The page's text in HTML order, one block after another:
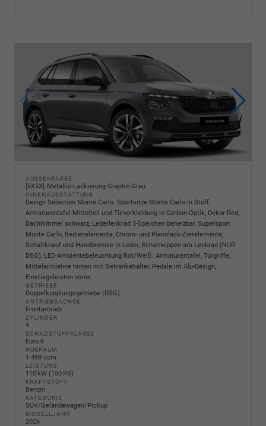
AUSSENFARBE
5X5X Metallic-Lackierung Graphit-Grau
INNENAUSSTATTUNG
Design Selection Monte Carlo: Sportsitze Monte Carlo in Stoff,
Armaturentafel-Mittelteil und Türverkleidung in Carbon-Optik, Dekor Red,
Dachhimmel schwarz, Lederlenkrad 3-Speichen beheizbar, Supersport
Monte Carlo, Bedienelemente, Chrom- und Pianolack-Zierelemente,
Schaltknauf und Handbremse in Leder, Schaltwippen am Lenkrad (NUR
DSG), LED-Ambientebeleuchtung Rot/Weiß: Armaturentafel, Türgriffe;
Mittelarmlehne hinten mit Getränkehalter, Pedale im Alu-Design,
Einstiegsleisten vorne
GETRIEBE
Doppelkupplungsgetriebe (DSG)
ANTRIEBSACHSE
Frontantrieb
ZYLINDER
4
SCHADSTOFFKLASSE
Euro 6
HUBRAUM
1.498 ccm
LEISTUNG
110 kW (150 PS)
KRAFTSTOFF
Benzin
KATEGORIE
SUV/Geländewagen/Pickup
MODELLJAHR
2026